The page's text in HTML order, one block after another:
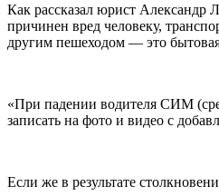
Как рассказал юрист
причинен вред человеку,
другим пешеходом — это
«При падении водителя СИМ
записать на фото и видео с
Если же в результате